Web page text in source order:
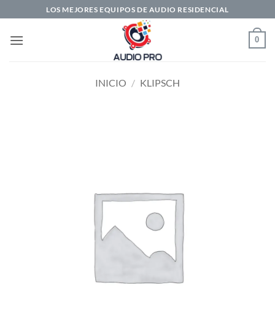
al
contenido
LOS MEJORES EQUIPOS DE AUDIO RESIDENCIAL
0
INICIO / KLIPSCH